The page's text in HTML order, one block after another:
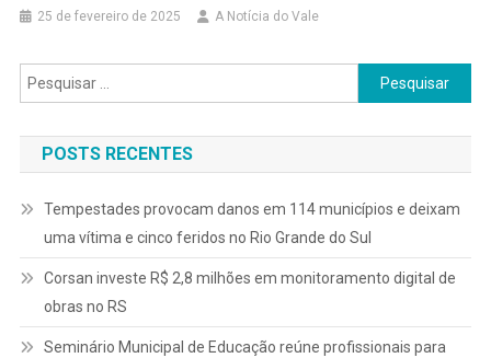
25 de fevereiro de 2025 A Notícia do Vale
Pesquisar
por:
POSTS RECENTES
Tempestades provocam danos em 114 municípios e deixam
uma vítima e cinco feridos no Rio Grande do Sul
Corsan investe R$ 2,8 milhões em monitoramento digital de
obras no RS
Seminário Municipal de Educação reúne profissionais para